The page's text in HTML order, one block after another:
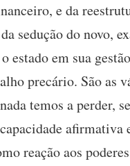
e da
sedução do novo,
estado em sua
precário. São as
temos a perder,
afirmativa
reação aos